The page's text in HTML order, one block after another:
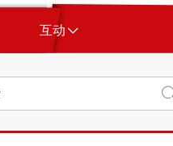
互动